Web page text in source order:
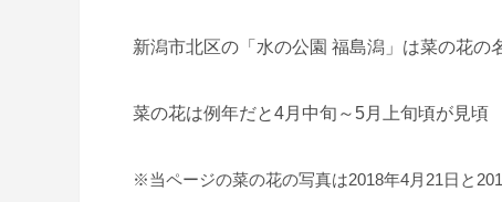
新潟市北区の「水の公園 福島潟」は菜の花の
菜の花は例年だと4月中旬～5月上旬頃が見頃
※当ページの菜の花の写真は2018年4月21日と